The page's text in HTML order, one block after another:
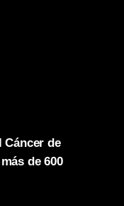
Cáncer de
de 600